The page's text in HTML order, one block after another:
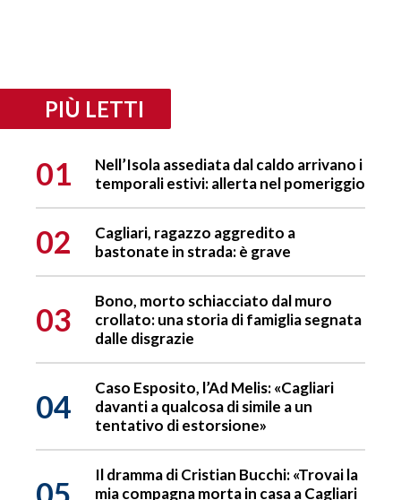
PIÙ LETTI
01
Nell’Isola assediata dal caldo arrivano i
temporali estivi: allerta nel pomeriggio
02
Cagliari, ragazzo aggredito a
bastonate in strada: è grave
03
Bono, morto schiacciato dal muro
crollato: una storia di famiglia segnata
dalle disgrazie
04
Caso Esposito, l’Ad Melis: «Cagliari
davanti a qualcosa di simile a un
tentativo di estorsione»
Il dramma di Cristian Bucchi: «Trovai la
mia compagna morta in casa a Cagliari